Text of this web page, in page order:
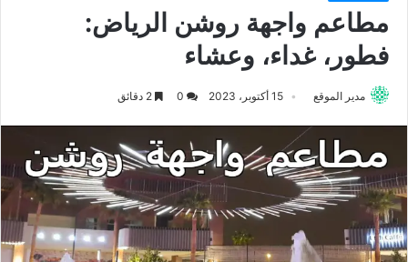
مطاعم واجهة روشن الرياض:
فطور، غداء، وعشاء
مدير الموقع 15 أكتوبر، 2023